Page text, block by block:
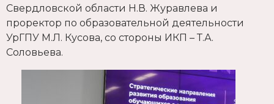
Свердловской области Н.В. Журавлева и
проректор по образовательной деятельности
УрГПУ М.Л. Кусова, со стороны ИКП – Т.А.
Соловьева.